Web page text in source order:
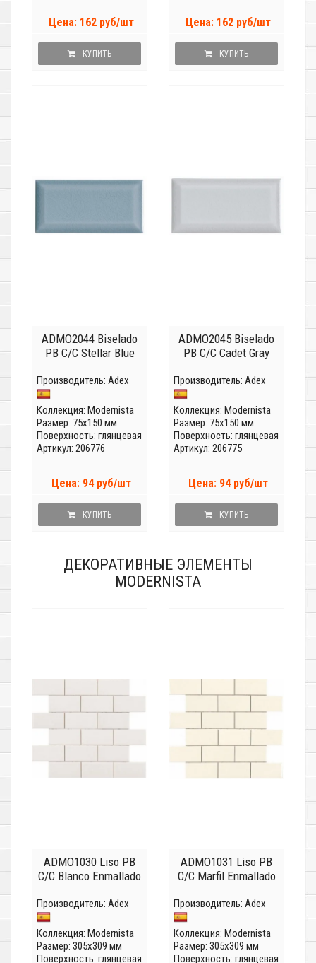
Цена: 162 руб/шт
КУПИТЬ
Цена: 162 руб/шт
КУПИТЬ
ADMO2044 Biselado
PB C/C Stellar Blue
Производитель: Adex
Коллекция: Modernista
Размер: 75x150 мм
Поверхность: глянцевая
Артикул: 206776
Цена: 94 руб/шт
КУПИТЬ
ADMO2045 Biselado
PB C/C Cadet Gray
Производитель: Adex
Коллекция: Modernista
Размер: 75x150 мм
Поверхность: глянцевая
Артикул: 206775
Цена: 94 руб/шт
КУПИТЬ
ДЕКОРАТИВНЫЕ ЭЛЕМЕНТЫ
MODERNISTA
ADMO1030 Liso PB
C/C Blanco Enmallado
Производитель: Adex
Коллекция: Modernista
Размер: 305x309 мм
Поверхность: глянцевая
ADMO1031 Liso PB
C/C Marfil Enmallado
Производитель: Adex
Коллекция: Modernista
Размер: 305x309 мм
Поверхность: глянцевая